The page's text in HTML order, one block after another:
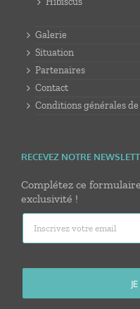
Galerie
Situation
Partenaires
Contact
Conditions générales
RECEVEZ NOTRE
Complétez ce
exclusivité !